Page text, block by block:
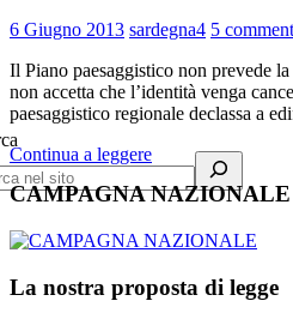
6 Giugno 2013 sardegna4 5
Il Piano paesaggistico non prevede
non accetta che l’identità venga
paesaggistico regionale declassa a
Continua a leggere
CAMPAGNA NAZIONALE
La nostra proposta di legge